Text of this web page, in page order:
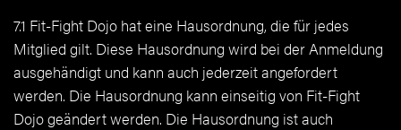
7.1 Fit-Fight Dojo hat eine Hausordnung, die für jedes
Mitglied gilt. Diese Hausordnung wird bei der Anmeldung
ausgehändigt und kann auch jederzeit angefordert
werden. Die Hausordnung kann einseitig von Fit-Fight
Dojo geändert werden. Die Hausordnung ist auch